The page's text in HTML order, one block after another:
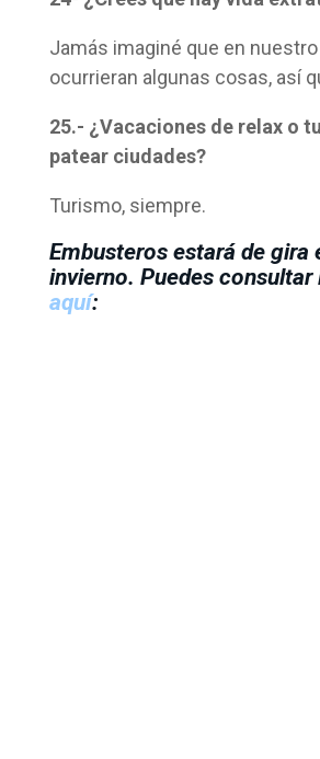
Jamás imaginé que en
ocurrieran algunas cosas, así
25.- ¿Vacaciones de relax o
patear ciudades?
Turismo, siempre.
Embusteros estará de gira
invierno. Puedes consultar
aquí: